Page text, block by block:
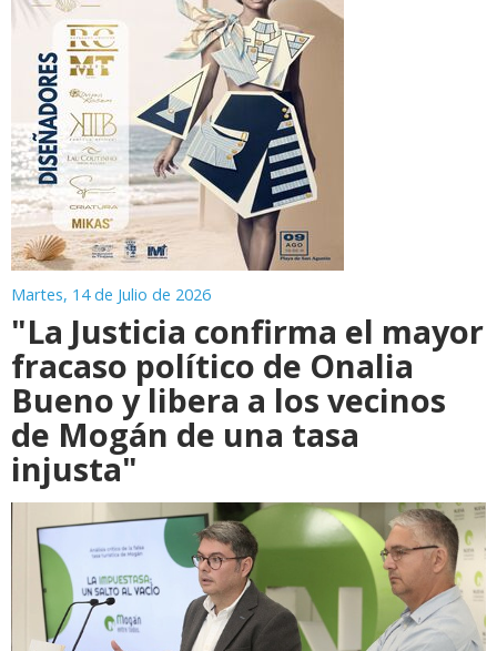
Martes, 14 de Julio de 2026
"La Justicia confirma el mayor
fracaso político de Onalia
Bueno y libera a los vecinos
de Mogán de una tasa
injusta"